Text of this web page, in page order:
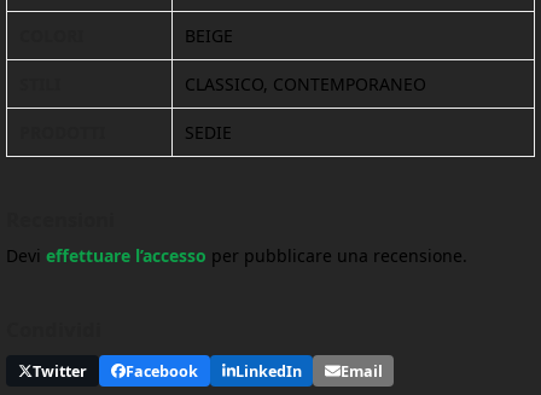
BEIGE
CLASSICO, CONTEMPORANEO
SEDIE
Devi effettuare l’accesso per pubblicare una recensione.
Twitter Facebook LinkedIn Email